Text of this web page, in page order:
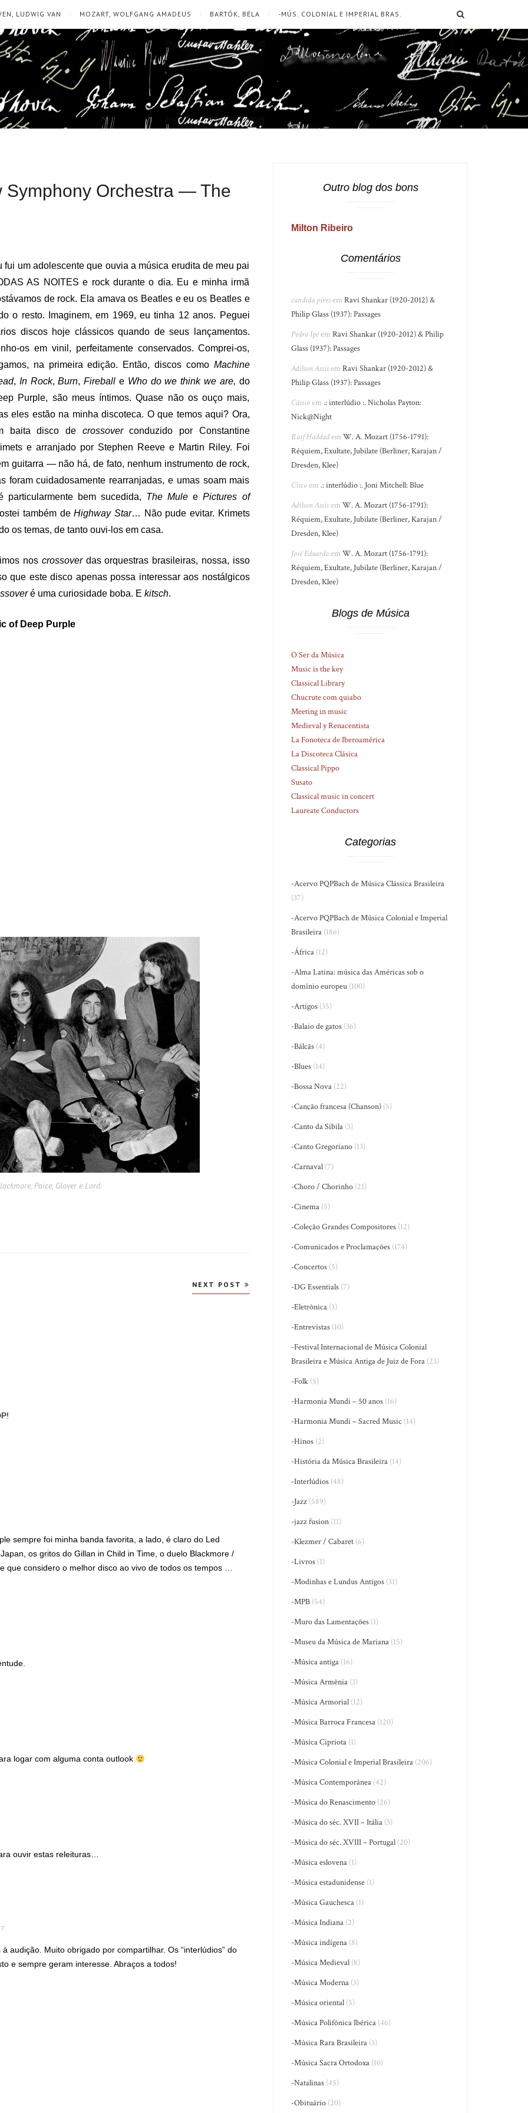
LUDWIG VAN MOZART, WOLFGANG AMADEUS BARTÓK, BÉLA -MÚS. COLONIAL E IMPERIAL BRAS.
Symphony Orchestra — The
fui um adolescente que ouvia a música erudita de meu pai
AS NOITES e rock durante o dia. Eu e minha irmã
de rock. Ela amava os Beatles e eu os Beatles e
o resto. Imaginem, em 1969, eu tinha 12 anos. Peguei
discos hoje clássicos quando de seus lançamentos.
os em vinil, perfeitamente conservados. Comprei-os,
na primeira edição. Então, discos como Machine
, In Rock,Burn,Fireball e Who do we think we are, do
Purple, são meus íntimos. Quase não os ouço mais,
eles estão na minha discoteca. O que temos aqui? Ora,
baita disco de crossoverconduzido por Constantine
e arranjado por Stephen Reeve e Martin Riley. Foi
guitarra — não há, de fato, nenhum instrumento de rock,
foram cuidadosamente rearranjadas, e umas soam mais
particularmente bem sucedida, The Mule ePictures of
também deHighway Star… Não pude evitar. Krimets
os temas, de tanto ouvi-los em casa.
nos crossoverdas orquestras brasileiras, nossa, isso
que este disco apenas possa interessar aos nostálgicos
é uma curiosidade boba. E kitsch.
of Deep Purple
Paice, Glover e Lord.
NEXT POST
sempre foi minha banda favorita, a lado, é claro do Led
os gritos do Gillan in Child in Time, o duelo Blackmore /
que considero o melhor disco ao vivo de todos os tempos …
logar com alguma conta outlook
ouvir estas releituras…
audição. Muito obrigado por compartilhar. Os “interlúdios” do
e sempre geram interesse. Abraços a todos!
Outro blog dos bons
Milton Ribeiro
Comentários
candida piresemRavi Shankar (1920-2012) &
Philip Glass (1937): Passages
Pedro IpêemRavi Shankar (1920-2012) & Philip
Glass (1937): Passages
Adilson AssisemRavi Shankar (1920-2012) &
Philip Glass (1937): Passages
Cássioem .: interlúdio :. Nicholas Payton:
Nick@Night
Raif HaddademW. A. Mozart (1756-1791):
Réquiem, Exultate, Jubilate (Berliner, Karajan /
Dresden, Klee)
Ciscoem .: interlúdio :. Joni Mitchell: Blue
Adilson AssisemW. A. Mozart (1756-1791):
Réquiem, Exultate, Jubilate (Berliner, Karajan /
Dresden, Klee)
José EduardoemW. A. Mozart (1756-1791):
Réquiem, Exultate, Jubilate (Berliner, Karajan /
Dresden, Klee)
Blogs de Música
O Ser da Música
Music is the key
Classical Library
Chucrute com quiabo
Meeting in music
Medieval y Renacentista
La Fonoteca de Iberoamérica
La Discoteca Clásica
Classical Pippo
Susato
Classical music in concert
Laureate Conductors
Categorias
-Acervo PQPBach de Música Clássica Brasileira
(37)
-Acervo PQPBach de Música Colonial e Imperial
Brasileira (186)
-África (12)
-Alma Latina: música das Américas sob o
domínio europeu (100)
-Artigos (35)
-Balaio de gatos (36)
-Bálcãs (4)
-Blues (14)
-Bossa Nova (22)
-Canção francesa (Chanson) (5)
-Canto da Sibila (3)
-Canto Gregoriano (13)
-Carnaval (7)
-Choro / Chorinho (21)
-Cinema (5)
-Coleção Grandes Compositores (12)
-Comunicados e Proclamações (174)
-Concertos (5)
-DG Essentials (7)
-Eletrônica (3)
-Entrevistas (10)
-Festival Internacional de Música Colonial
Brasileira e Música Antiga de Juiz de Fora (23)
-Folk (5)
-Harmonia Mundi – 50 anos (16)
-Harmonia Mundi – Sacred Music (14)
-Hinos (2)
-História da Música Brasileira (14)
-Interlúdios (48)
-Jazz (589)
-jazz fusion (11)
-Klezmer / Cabaret (6)
-Livros (1)
-Modinhas e Lundus Antigos (31)
-MPB (54)
-Muro das Lamentações (1)
-Museu da Música de Mariana (15)
-Música antiga (16)
-Música Armênia (3)
-Música Armorial (12)
-Música Barroca Francesa (120)
-Música Cipriota (1)
-Música Colonial e Imperial Brasileira (206)
-Música Contemporânea (42)
-Música do Renascimento (26)
-Música do séc. XVII – Itália (3)
-Música do séc. XVIII – Portugal (20)
-Música eslovena (1)
-Música estadunidense (1)
-Música Gauchesca (1)
-Música Indiana (2)
-Música indígena (8)
-Música Medieval (8)
-Música Moderna (3)
-Música oriental (5)
-Música Polifônica Ibérica (46)
-Música Rara Brasileira (3)
-Música Sacra Ortodoxa (10)
-Natalinas (45)
-Obituário (20)